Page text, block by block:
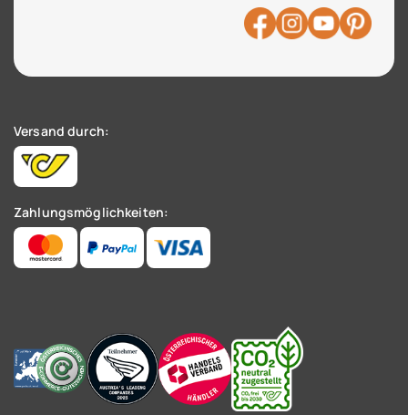
Versand durch:
Zahlungsmöglichkeiten: